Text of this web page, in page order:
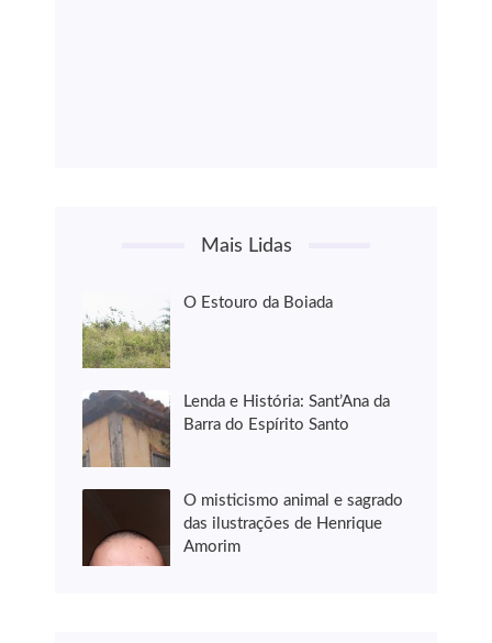
Mais Lidas
O Estouro da Boiada
Lenda e História: Sant’Ana da
Barra do Espírito Santo
O misticismo animal e sagrado
das ilustrações de Henrique
Amorim